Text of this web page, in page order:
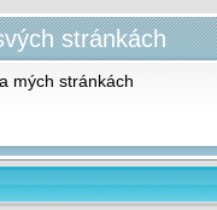
stránkách
mých stránkách